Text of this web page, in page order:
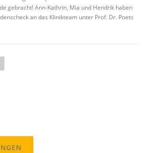
gebracht! Ann-Kathrin, Mia und Hendrik haben
an das Klinikteam unter Prof. Dr. Poets